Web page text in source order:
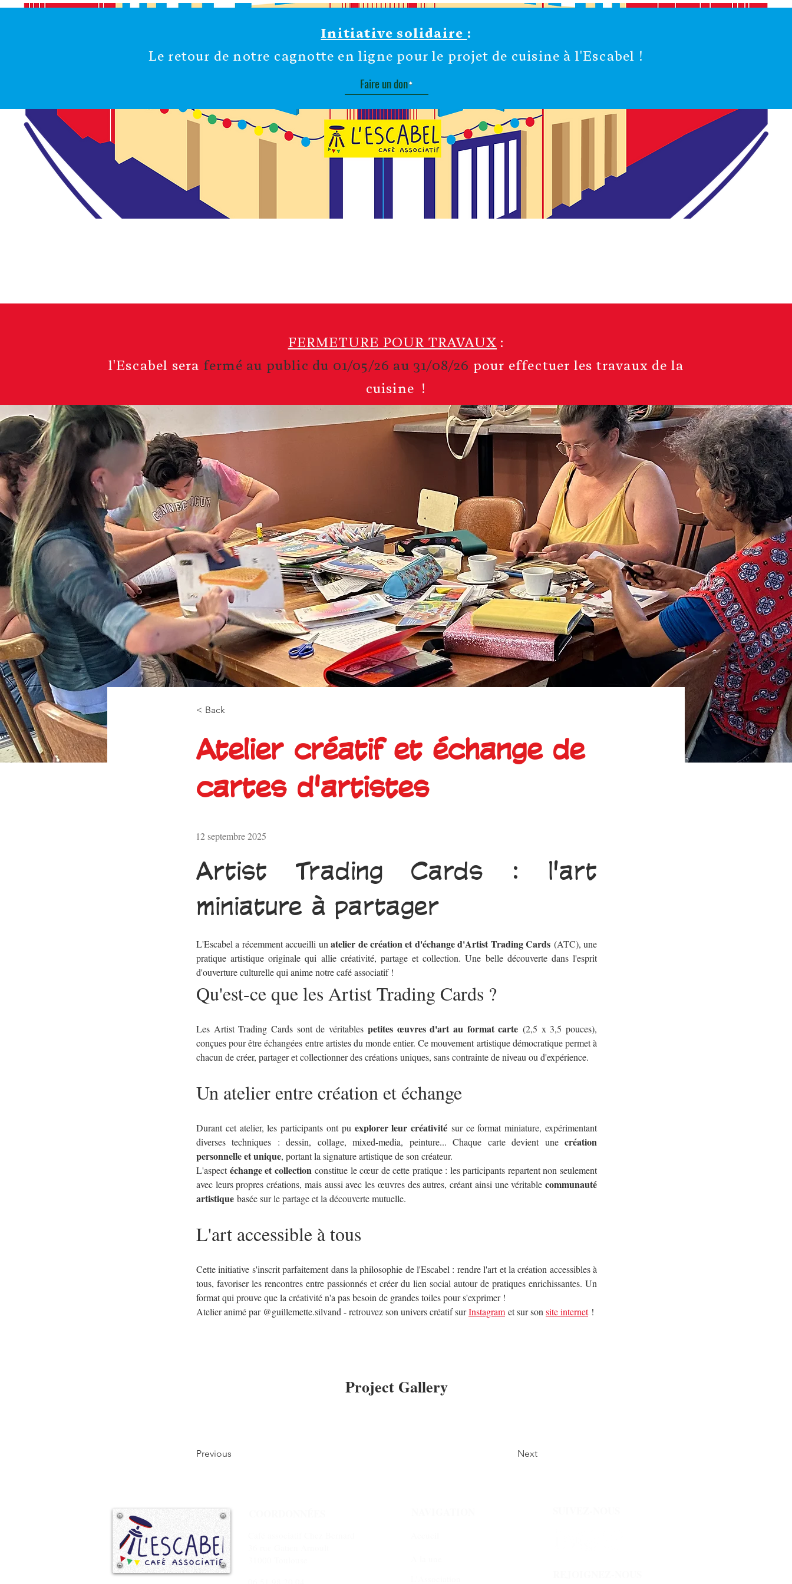
Initiative solidaire :
Le retour de notre cagnotte en ligne pour le projet de cuisine à l'Escabel !
Faire un don
FERMETURE POUR TRAVAUX :
l'Escabel sera fermé au public du 01/05/26 au 31/08/26 pour effectuer les travaux de la
cuisine !
< Back
Atelier créatif et échange de
cartes d'artistes
12 septembre 2025
Artist Trading Cards : l'art
miniature à partager
L'Escabel a récemment accueilli un atelier de création et d'échange d'Artist Trading Cards (ATC), une
pratique artistique originale qui allie créativité, partage et collection. Une belle découverte dans l'esprit
d'ouverture culturelle qui anime notre café associatif !
Qu'est-ce que les Artist Trading Cards ?
Les Artist Trading Cards sont de véritables petites œuvres d'art au format carte (2,5 x 3,5 pouces),
conçues pour être échangées entre artistes du monde entier. Ce mouvement artistique démocratique permet à
chacun de créer, partager et collectionner des créations uniques, sans contrainte de niveau ou d'expérience.
Un atelier entre création et échange
Durant cet atelier, les participants ont pu explorer leur créativité sur ce format miniature, expérimentant
diverses techniques : dessin, collage, mixed-media, peinture... Chaque carte devient une création
personnelle et unique, portant la signature artistique de son créateur.
L'aspect échange et collection constitue le cœur de cette pratique : les participants repartent non seulement
avec leurs propres créations, mais aussi avec les œuvres des autres, créant ainsi une véritable communauté
artistique basée sur le partage et la découverte mutuelle.
L'art accessible à tous
Cette initiative s'inscrit parfaitement dans la philosophie de l'Escabel : rendre l'art et la création accessibles à
tous, favoriser les rencontres entre passionnés et créer du lien social autour de pratiques enrichissantes. Un
format qui prouve que la créativité n'a pas besoin de grandes toiles pour s'exprimer !
Atelier animé par @guillemette.silvand - retrouvez son univers créatif sur Instagram et sur son site internet !
Project Gallery
Previous Next